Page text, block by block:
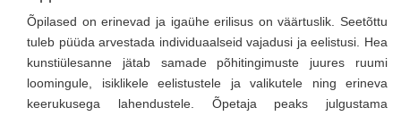
Õpilased on erinevad ja igaühe erilisus on väärtuslik. Seetõttu
tuleb püüda arvestada individuaalseid vajadusi ja eelistusi. Hea
kunstiülesanne jätab samade põhitingimuste juures ruumi
loomingule, isiklikele eelistustele ja valikutele ning erineva
keerukusega lahendustele. Õpetaja peaks julgustama